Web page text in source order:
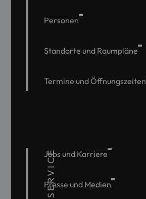
Personen
Standorte und Raumpläne
Termine und Öffnungszeiten
SERVICE
Jobs und Karriere
Presse und Medien